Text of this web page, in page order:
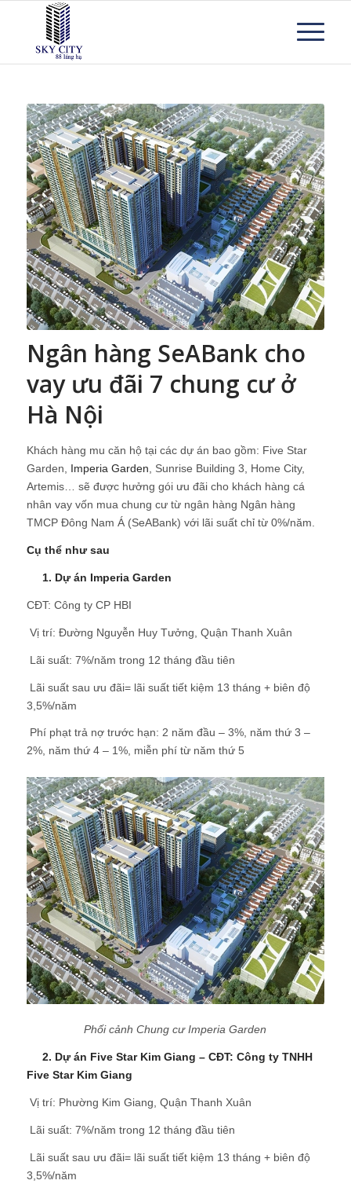
Ngân hàng SeABank cho
vay ưu đãi 7 chung cư ở
Hà Nội
Khách hàng mu căn hộ tại các dự án bao gồm: Five Star
Garden, Imperia Garden , Sunrise Building 3, Home City,
Artemis… sẽ được hưởng gói ưu đãi cho khách hàng cá
nhân vay vốn mua chung cư từ ngân hàng Ngân hàng
TMCP Đông Nam Á (SeABank) với lãi suất chỉ từ 0%/năm.
Cụ thể như sau
1. Dự án Imperia Garden
CĐT: Công ty CP HBI
 Vị trí: Đường Nguyễn Huy Tưởng, Quận Thanh Xuân
 Lãi suất: 7%/năm trong 12 tháng đầu tiên
 Lãi suất sau ưu đãi= lãi suất tiết kiệm 13 tháng + biên độ
3,5%/năm
 Phí phạt trả nợ trước hạn: 2 năm đầu – 3%, năm thứ 3 –
2%, năm thứ 4 – 1%, miễn phí từ năm thứ 5
Phối cảnh Chung cư Imperia Garden
2. Dự án Five Star Kim Giang – CĐT: Công ty TNHH
Five Star Kim Giang
 Vị trí: Phường Kim Giang, Quận Thanh Xuân
 Lãi suất: 7%/năm trong 12 tháng đầu tiên
 Lãi suất sau ưu đãi= lãi suất tiết kiệm 13 tháng + biên độ
3,5%/năm